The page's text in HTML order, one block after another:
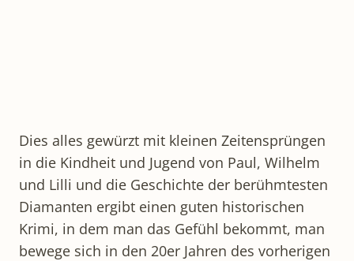
Dies alles gewürzt mit kleinen Zeitensprüngen
in die Kindheit und Jugend von Paul, Wilhelm
und Lilli und die Geschichte der berühmtesten
Diamanten ergibt einen guten historischen
Krimi, in dem man das Gefühl bekommt, man
bewege sich in den 20er Jahren des vorherigen